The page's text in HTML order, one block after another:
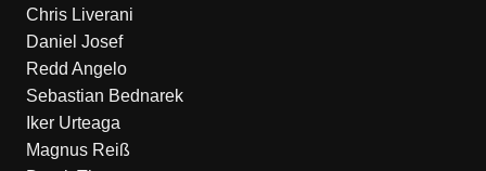
Chris Liverani
Daniel Josef
Redd Angelo
Sebastian Bednarek
Iker Urteaga
Magnus Reiß